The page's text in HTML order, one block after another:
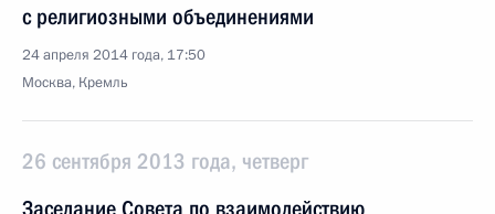
с религиозными объединениями
24 апреля 2014 года, 17:50
Москва, Кремль
26 сентября 2013 года, четверг
Заседание Совета по взаимодействию